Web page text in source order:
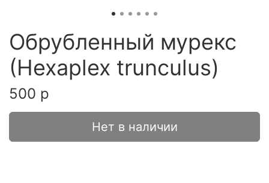
Обрубленный мурекс
(Hexaplex trunculus)
500 р
Нет в наличии